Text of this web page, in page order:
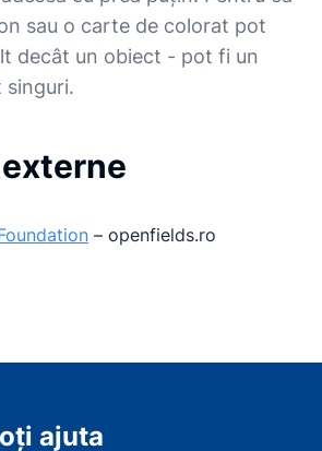
sau o carte de colorat pot
decât un obiect - pot fi un
singuri.
– openfields.ro
ajuta